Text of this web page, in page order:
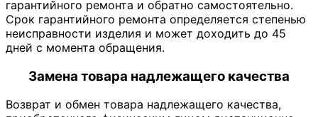
гарантийного ремонта и обратно самостоятельно.
Срок гарантийного ремонта определяется степенью
неисправности изделия и может доходить до 45
дней с момента обращения.
Замена товара надлежащего качества
Возврат и обмен товара надлежащего качества,